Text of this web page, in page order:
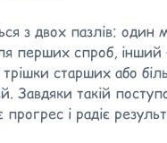
з двох пазлів: один
перших спроб,
старших або
Завдяки такій
і радіє